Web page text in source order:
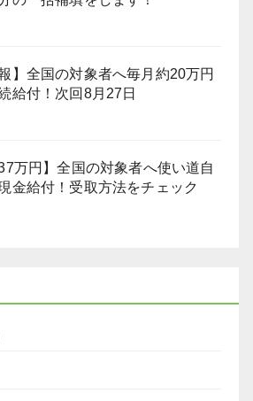
報】全国の対象者へ毎月約20万円
給付！次回8月27日
37万円】全国の対象者へ使い道自
金給付！受取方法をチェック